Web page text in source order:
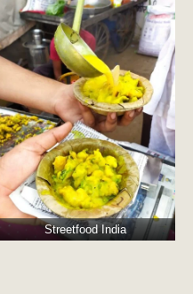
Streetfood India